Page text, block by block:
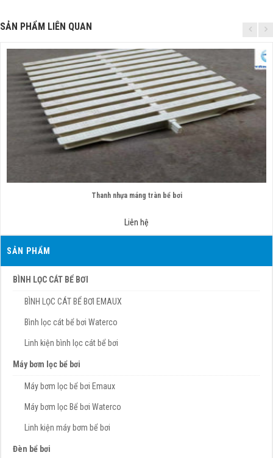
SẢN PHẨM LIÊN QUAN
Thanh nhựa máng tràn bể bơi
Liên hệ
SẢN PHẨM
BÌNH LỌC CÁT BỂ BƠI
BÌNH LỌC CÁT BỂ BƠI EMAUX
Bình lọc cát bể bơi Waterco
Linh kiện bình lọc cát bể bơi
Máy bơm lọc bể bơi
Máy bơm lọc bể bơi Emaux
Máy bơm lọc Bể bơi Waterco
Linh kiện máy bơm bể bơi
Đèn bể bơi